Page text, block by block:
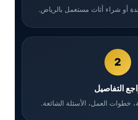
أو شراء أثاث مستعمل بالرياض.
2
التفاصيل
خطوات العمل، الأسئلة الشائعة.